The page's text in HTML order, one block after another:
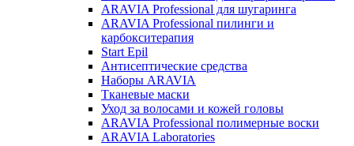
ARAVIA Professional для шугаринга
ARAVIA Professional пилинги и
карбокситерапия
Start Epil
Антисептические средства
Наборы ARAVIA
Тканевые маски
Уход за волосами и кожей головы
ARAVIA Professional полимерные воски
ARAVIA Laboratories